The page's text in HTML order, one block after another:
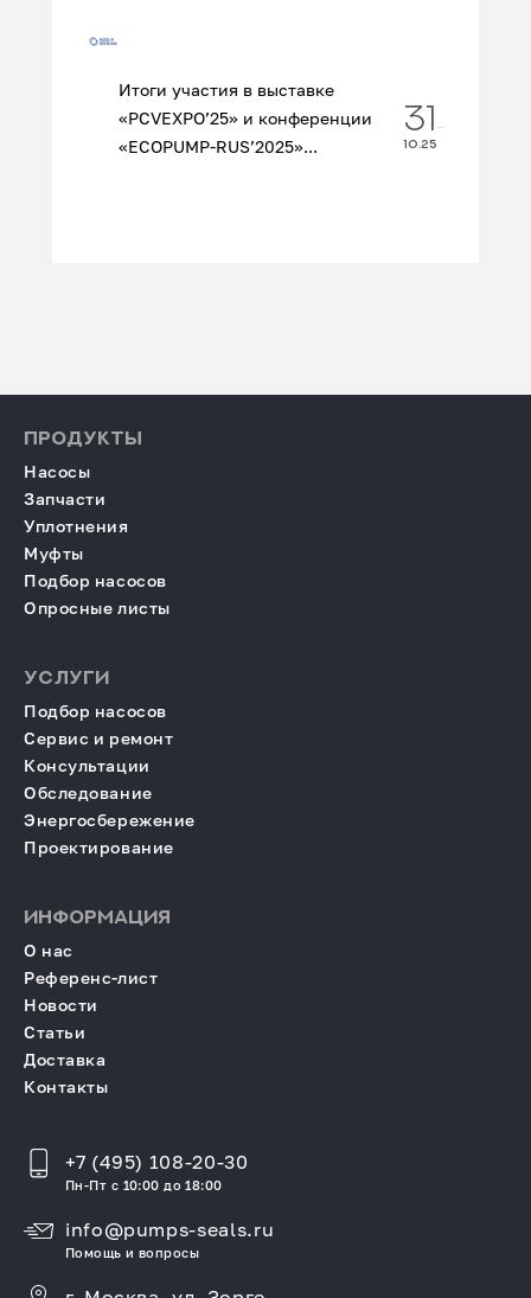
Итоги участия в выставке
«PCVEXPO’25» и конференции
«ECOPUMP‑RUS’2025»...
31
10.25
ПРОДУКТЫ
Насосы
Запчасти
Уплотнения
Муфты
Подбор насосов
Опросные листы
УСЛУГИ
Подбор насосов
Сервис и ремонт
Консультации
Обследование
Энергосбережение
Проектирование
ИНФОРМАЦИЯ
О нас
Референс-лист
Новости
Статьи
Доставка
Контакты
+7 (495) 108-20-30
Пн-Пт с 10:00 до 18:00
info@pumps-seals.ru
Помощь и вопросы